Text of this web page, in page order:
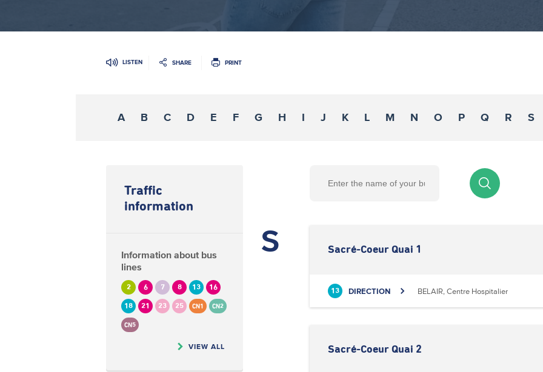
LISTEN SHARE PRINT
A B C D E F G H I J K L M N O P Q R S
Traffic
information
Information about bus
lines
2 6 7 8 13 16
18 21 23 25 CN1 CN2
CN5
VIEW ALL
S Sacré-Coeur Quai 1
13 DIRECTION BELAIR, Centre Hospitalier
Sacré-Coeur Quai 2